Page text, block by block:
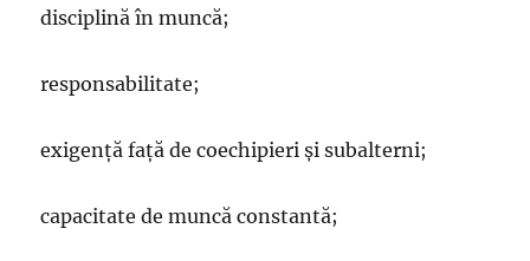
disciplină în muncă;
responsabilitate;
exigență față de coechipieri și subalterni;
capacitate de muncă constantă;